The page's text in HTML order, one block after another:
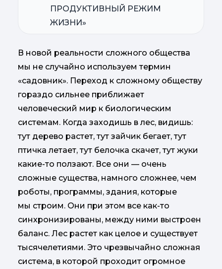
ПРОДУКТИВНЫЙ РЕЖИМ
ЖИЗНИ»
В новой реальности сложного общества
мы не случайно используем термин
«садовник». Переход к сложному обществу
гораздо сильнее приближает
человеческий мир к биологическим
системам. Когда заходишь в лес, видишь:
тут дерево растет, тут зайчик бегает, тут
птичка летает, тут белочка скачет, тут жуки
какие-то ползают. Все они — очень
сложные существа, намного сложнее, чем
роботы, программы, здания, которые
мы строим. Они при этом все как-то
синхронизированы, между ними выстроен
баланс. Лес растет как целое и существует
тысячелетиями. Это чрезвычайно сложная
система, в которой проходит огромное